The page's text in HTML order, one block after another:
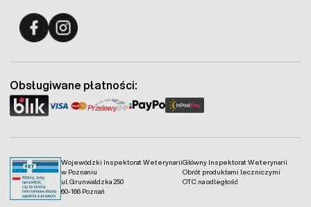
Wojewódzki Inspektorat Weterynarii
w Poznaniu
ul. Grunwaldzka 250
60-166 Poznań
Główny Inspektorat Weterynarii
Obrót produktami leczniczymi
OTC na odległość
Obsługiwane płatności: